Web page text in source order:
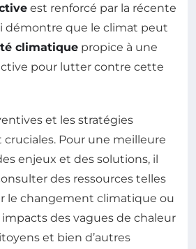
est renforcé par la récente
démontre que le climat peut
climatique propice à une
pour lutter contre cette
et les stratégies
cruciales. Pour une meilleure
enjeux et des solutions, il
des ressources telles
le changement climatique ou
des vagues de chaleur
et bien d’autres